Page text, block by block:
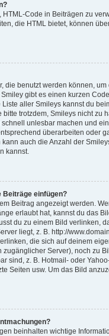
HTML-Code in Beiträgen zu
die HTML bietet, können
die benutzt werden können, um
gibt es einen kurzen
aller Smileys kannst du
bitte trotzdem, Smileys nicht zu
unlesbar machen und
überarbeiten oder
auch die Anzahl der
kannst.
Beiträge einfügen?
Beitrag angezeigt werden.
erlaubt hat, kannst du das
du zu einem Bild verlinken,
liegt, z. B. http://
die sich auf deinem
zugänglicher Server), noch zu
sind, z. B. Hotmail- oder
Seiten usw. Um das Bild
beinhalten wichtige